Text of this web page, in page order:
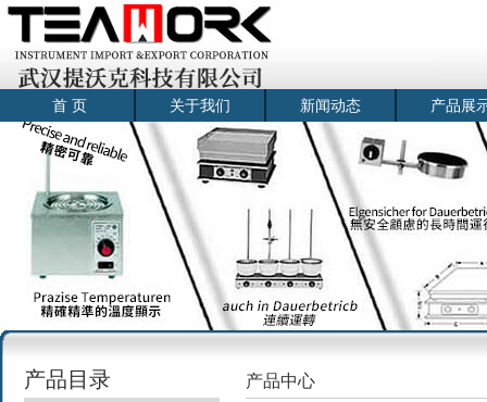
首 页 关于我们 新闻动态 产品展
产品目录 产品中心